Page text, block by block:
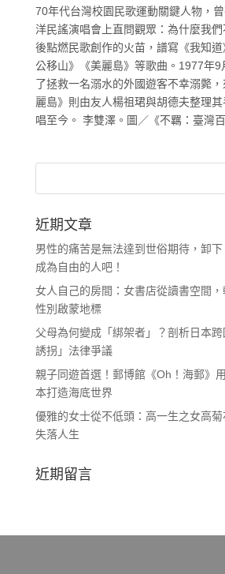
70年代台灣校園民歌運動關鍵人物，
洋民謠演唱會上直問觀眾：為什麼我
後點燃民歌創作的火苗，譜寫《我知
公移山》《美麗島》等歌曲。1977年9
了拯救一名溺水的外國遊客不幸溺斃
麗島》則由友人楊祖珺與胡德夫整理
唱至今。 李雙澤。圖／《不羈：臺灣
近期文章
男性的痛苦是無法達到世俗期待，卸
成為自由的人吧！
女人自己的房間：女書店從讀書空間
性別啟蒙地標
父母為何變成「綁架者」？剖析日本
誘拐」法律爭議
親子同遊首選！郵博館《Oh！海郵》
本打造海底世界
優雅的女士從不低頭：高一生之女高
失落人生
近期留言